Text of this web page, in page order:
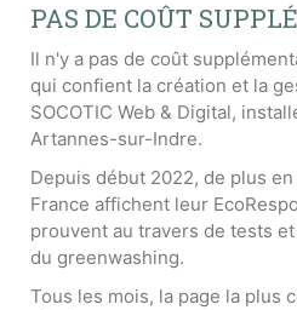
PAS DE COÛT
Il n'y a pas de coût
qui confient la création et la
SOCOTIC Web & Digital,
Artannes-sur-Indre.
Depuis début 2022, de plus
France affichent leur
prouvent au travers de tests
du greenwashing.
Tous les mois, la page la plus